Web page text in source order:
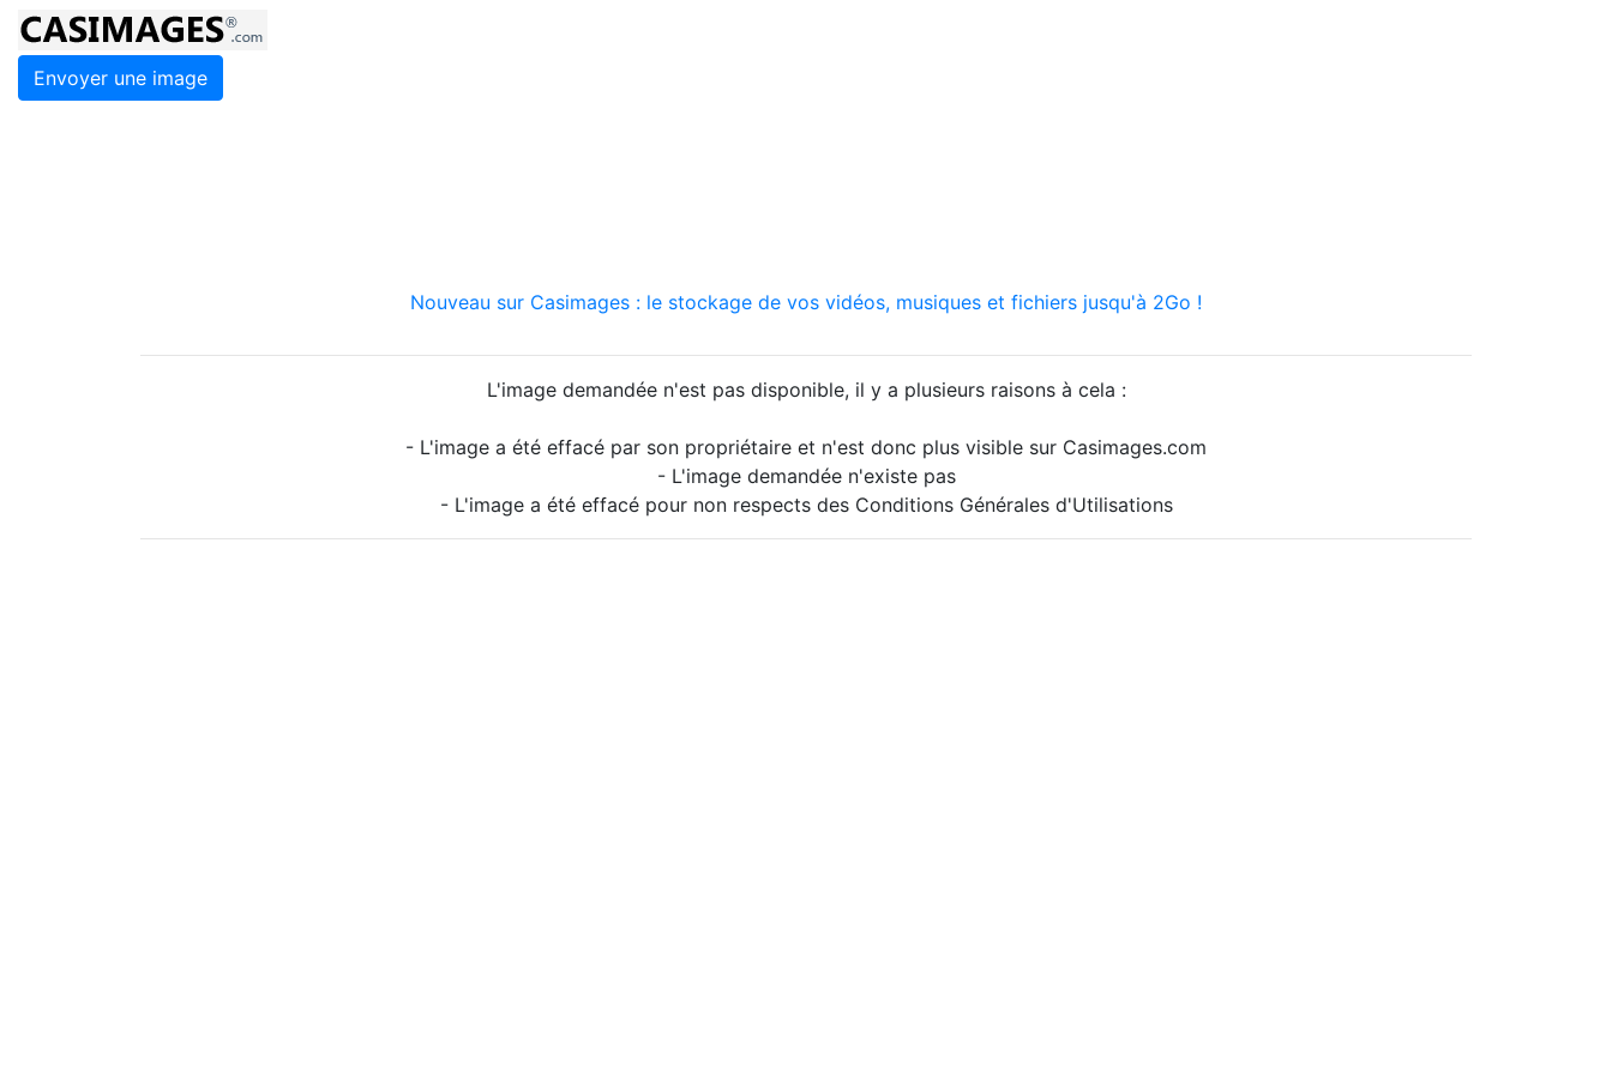
Envoyer une image
Nouveau sur Casimages : le stockage de vos vidéos, musiques et fichiers jusqu'à 2Go !
L'image demandée n'est pas disponible, il y a plusieurs raisons à cela :
- L'image a été effacé par son propriétaire et n'est donc plus visible sur Casimages.com
- L'image demandée n'existe pas
- L'image a été effacé pour non respects des Conditions Générales d'Utilisations